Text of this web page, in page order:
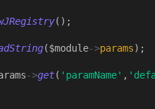
();
($module->params);
->get( 'paramName' ,